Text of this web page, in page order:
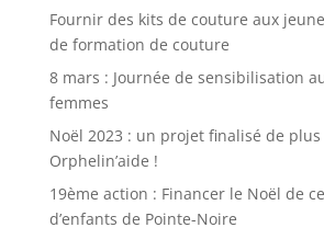
Fournir des kits de couture aux
de formation de couture
8 mars : Journée de sensibilisation
femmes
Noël 2023 : un projet finalisé de
Orphelin’aide !
19ème action : Financer le Noël de
d’enfants de Pointe-Noire